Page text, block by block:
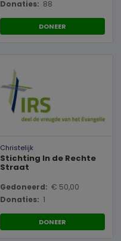
Donaties: 88
DONEER
Christelijk
Stichting In de Rechte
Straat
Gedoneerd: € 50,00
Donaties: 1
DONEER